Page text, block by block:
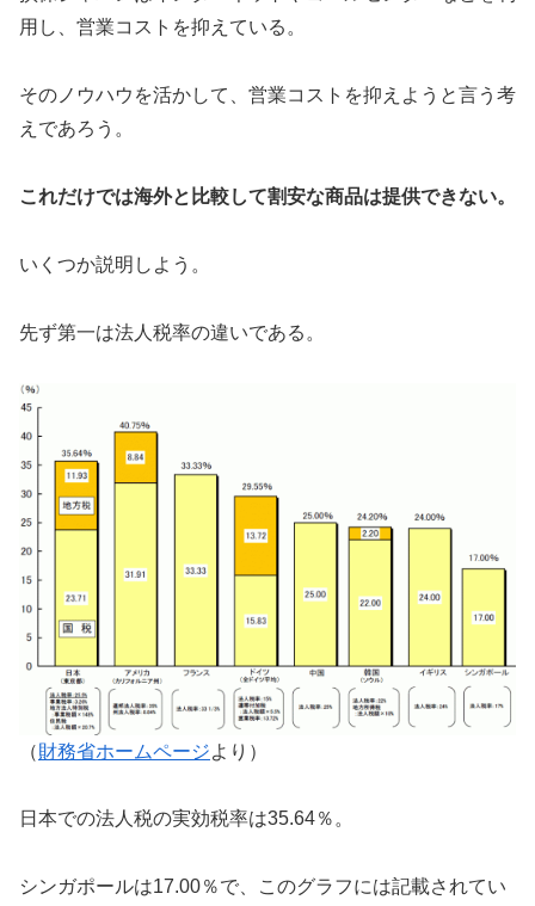
用し、営業コストを抑えている。
そのノウハウを活かして、営業コストを抑えようと言う考
えであろう。
これだけでは海外と比較して割安な商品は提供できない。
いくつか説明しよう。
先ず第一は法人税率の違いである。
（財務省ホームページより）
日本での法人税の実効税率は35.64％。
シンガポールは17.00％で、このグラフには記載されてい